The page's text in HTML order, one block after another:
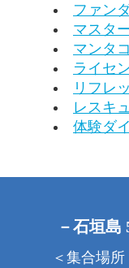
ファン
マスタ
マンタ
ライセ
リフレ
レスキ
体験ダ
－石垣
＜集合場